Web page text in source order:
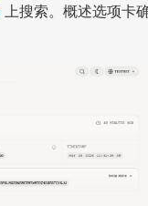
上搜索。概述选项卡